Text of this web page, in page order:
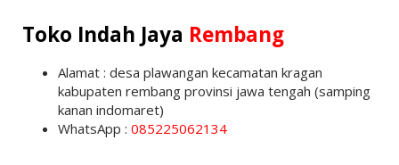
Toko Indah Jaya Rembang
Alamat : desa plawangan kecamatan kragan
kabupaten rembang provinsi jawa tengah (samping
kanan indomaret)
WhatsApp : 085225062134